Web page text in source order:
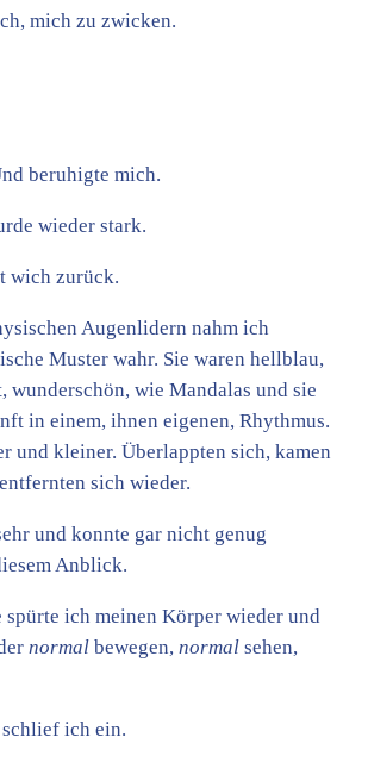
mich zu zwicken.
beruhigte mich.
wieder stark.
wich zurück.
Augenlidern nahm ich
Muster wahr. Sie waren hellblau,
wunderschön, wie Mandalas und sie
in einem, ihnen eigenen, Rhythmus.
und kleiner. Überlappten sich, kamen
sich wieder.
und konnte gar nicht genug
Anblick.
spürte ich meinen Körper wieder und
normal bewegen,normal sehen,
ich ein.